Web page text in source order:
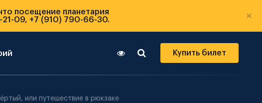
посещение планетария
21-09, +7 (910) 790-66-30.
×
Купить билет
или путешествие в рюкзаке